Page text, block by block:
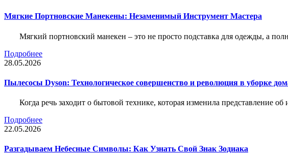
Мягкие Портновские Манекены: Незаменимый Инструмент Мастера
Мягкий портновский манекен – это не просто подставка для одежды, а
Подробнее
28.05.2026
Пылесосы Dyson: Технологическое совершенство и революция в уборке
Когда речь заходит о бытовой технике, которая изменила представление
Подробнее
22.05.2026
Разгадываем Небесные Символы: Как Узнать Свой Знак Зодиака